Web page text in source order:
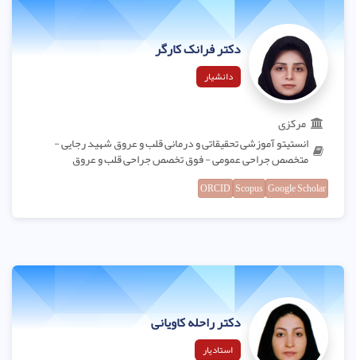
دکتر فرانک کارگر
دانشیار
مرکزی
انستیتو آموزشی تحقیقاتی و درمانی قلب و عروق شهید رجایی -
متخصص جراحی عمومی - فوق تخصص جراحی قلب و عروق
Google Scholar
Scopus
ORCID
دکتر راحله کاویانی
استادیار